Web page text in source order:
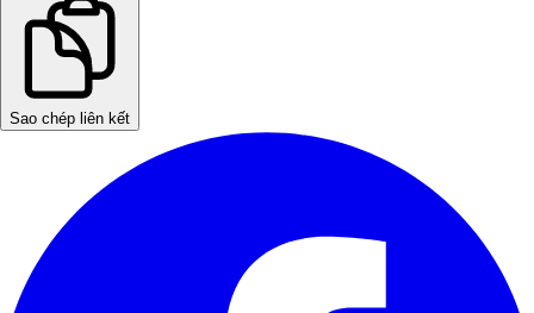
Sao chép liên kết